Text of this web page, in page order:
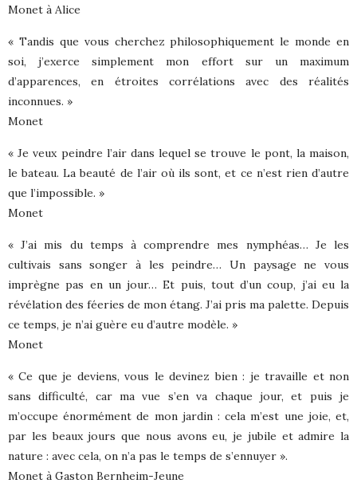
Monet à Alice
« Tandis que vous cherchez philosophiquement le monde en
soi, j’exerce simplement mon effort sur un maximum
d’apparences, en étroites corrélations avec des réalités
inconnues. »
Monet
« Je veux peindre l’air dans lequel se trouve le pont, la maison,
le bateau. La beauté de l’air où ils sont, et ce n’est rien d’autre
que l’impossible. »
Monet
« J’ai mis du temps à comprendre mes nymphéas… Je les
cultivais sans songer à les peindre… Un paysage ne vous
imprègne pas en un jour… Et puis, tout d’un coup, j’ai eu la
révélation des féeries de mon étang. J’ai pris ma palette. Depuis
ce temps, je n’ai guère eu d’autre modèle. »
Monet
« Ce que je deviens, vous le devinez bien : je travaille et non
sans difficulté, car ma vue s’en va chaque jour, et puis je
m’occupe énormément de mon jardin : cela m’est une joie, et,
par les beaux jours que nous avons eu, je jubile et admire la
nature : avec cela, on n’a pas le temps de s’ennuyer ».
Monet à Gaston Bernheim-Jeune